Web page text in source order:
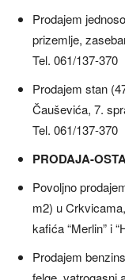
Prodajem
prizemlje,
Tel. 061/137-370
Prodajem stan
Čauševića, 7.
Tel. 061/137-370
PRODAJA-
Povoljno
m2) u
kafića “Merlin” i
Prodajem